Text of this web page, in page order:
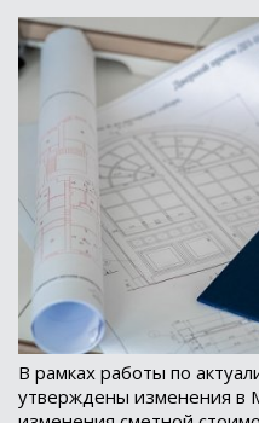
В рамках работы по
утверждены изменения в